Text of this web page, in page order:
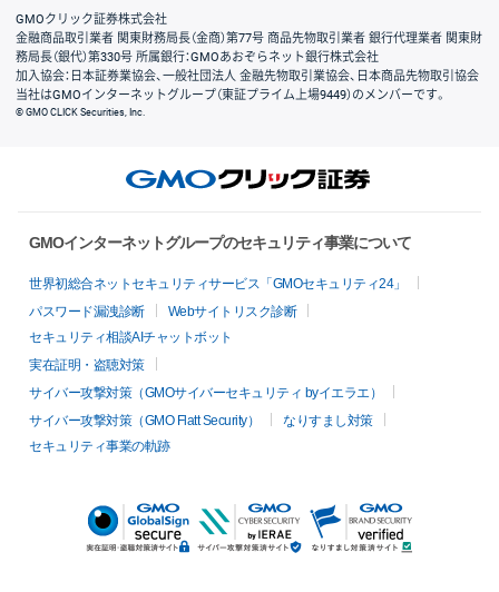
GMOクリック証券株式会社
金融商品取引業者 関東財務局長（金商）第77号 商品先物取引業者 銀行代理業者 関東財
務局長（銀代）第330号 所属銀行：GMOあおぞらネット銀行株式会社
加入協会：日本証券業協会、一般社団法人 金融先物取引業協会、日本商品先物取引協会
当社はGMOインターネットグループ（東証プライム上場9449）のメンバーです。
© GMO CLICK Securities, Inc.
GMOインターネットグループのセキュリティ事業について
世界初総合ネットセキュリティサービス「GMOセキュリティ24」
パスワード漏洩診断
Webサイトリスク診断
セキュリティ相談AIチャットボット
実在証明・盗聴対策
サイバー攻撃対策（GMOサイバーセキュリティ byイエラエ）
サイバー攻撃対策（GMO Flatt Security）
なりすまし対策
セキュリティ事業の軌跡